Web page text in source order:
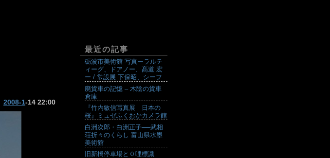
2008-1-14 22:00
最近の記事
砺波市美術館 写真ーラルテ
ィーグ、ドアノー、髙道 宏
ー / 常設展 下保昭、シーフ
廃貨車の記憶 – 木陰の貨車
倉庫
『竹内敏信写真展 日本の
桜』ミュゼふくおかカメラ館
白洲次郎・白洲正子──武相
荘折々のくらし 富山県水墨
美術館
旧新橋停車場と０哩標識